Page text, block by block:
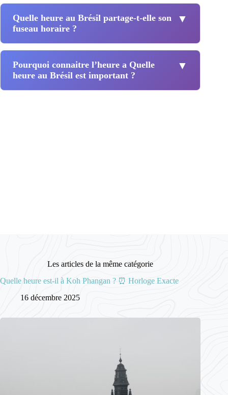
Quelle heure au Brésil partage-t-elle son
fuseau horaire ?
▼
Pourquoi connaitre l’heure a Quelle
heure au Brésil est important ?
▼
Les articles de la même catégorie
Quelle heure est-il à Koh Phangan ? ⏰ Horloge Exacte
16 décembre 2025